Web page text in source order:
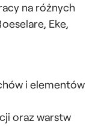
na różnych
Eke,
i elementów
oraz warstw